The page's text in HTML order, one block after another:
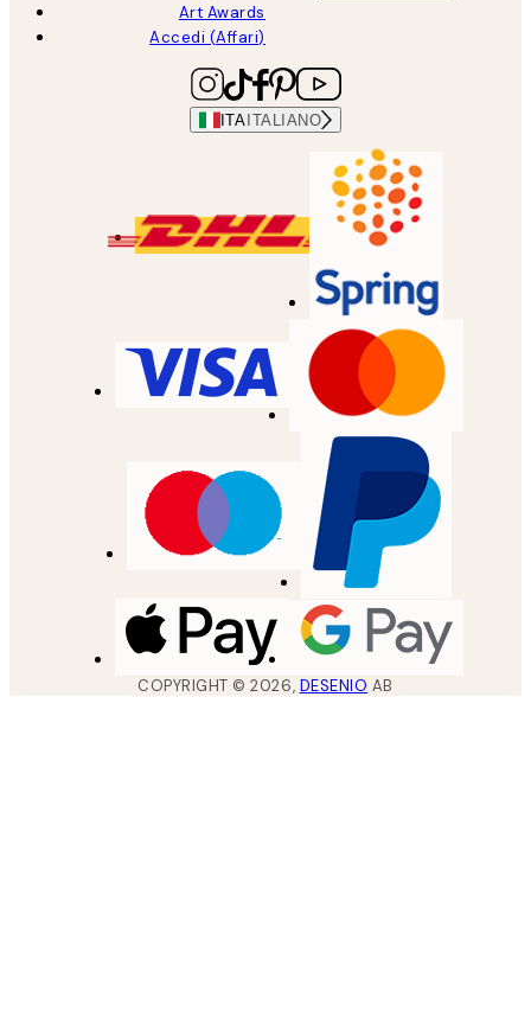
Art Awards
Accedi (Affari)
ITA ITALIANO
COPYRIGHT ©2026, DESENIO AB